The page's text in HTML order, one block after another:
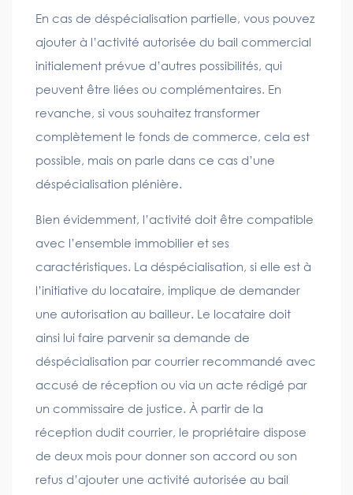
En cas de déspécialisation partielle, vous pouvez
ajouter à l’activité autorisée du bail commercial
initialement prévue d’autres possibilités, qui
peuvent être liées ou complémentaires. En
revanche, si vous souhaitez transformer
complètement le fonds de commerce, cela est
possible, mais on parle dans ce cas d’une
déspécialisation plénière.
Bien évidemment, l’activité doit être compatible
avec l’ensemble immobilier et ses
caractéristiques. La déspécialisation, si elle est à
l’initiative du locataire, implique de demander
une autorisation au bailleur. Le locataire doit
ainsi lui faire parvenir sa demande de
déspécialisation par courrier recommandé avec
accusé de réception ou via un acte rédigé par
un commissaire de justice. À partir de la
réception dudit courrier, le propriétaire dispose
de deux mois pour donner son accord ou son
refus d’ajouter une activité autorisée au bail